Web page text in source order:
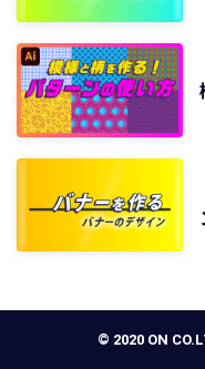
© 2020 ON